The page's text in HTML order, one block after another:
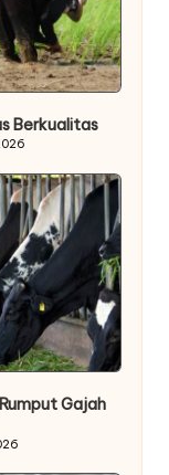
Berkualitas
Gajah